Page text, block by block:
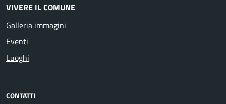
VIVERE IL COMUNE
Galleria immagini
Eventi
Luoghi
CONTATTI